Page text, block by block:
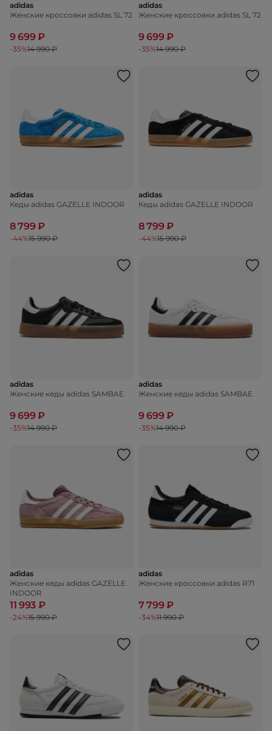
adidas
Женские кроссовки adidas SL 72
9 699 ₽
-35%14 990 ₽
adidas
Женские кроссовки adidas SL 72
9 699 ₽
-35%14 990 ₽
adidas
Кеды adidas GAZELLE INDOOR
8 799 ₽
-44%15 990 ₽
adidas
Кеды adidas GAZELLE INDOOR
8 799 ₽
-44%15 990 ₽
adidas
Женские кеды adidas SAMBAE
9 699 ₽
-35%14 990 ₽
adidas
Женские кеды adidas SAMBAE
9 699 ₽
-35%14 990 ₽
adidas
Женские кеды adidas GAZELLE
INDOOR
11 993 ₽
-24%15 990 ₽
adidas
Женские кроссовки adidas R71
7 799 ₽
-34%11 990 ₽